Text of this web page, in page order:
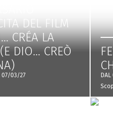
DEL FILM
CRÉA LA
DIO... CREÒ
07/03/27